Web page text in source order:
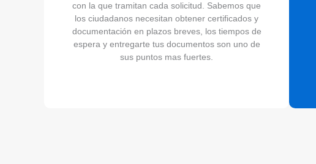
con la que tramitan cada solicitud. Sabemos que
los ciudadanos necesitan obtener certificados y
documentación en plazos breves, los tiempos de
espera y entregarte tus documentos son uno de
sus puntos mas fuertes.